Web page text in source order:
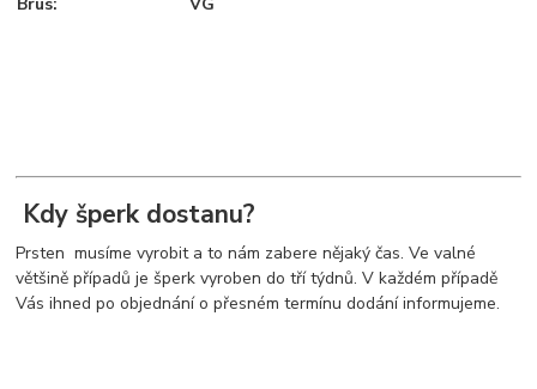
Kdy šperk dostanu?
Prsten musíme vyrobit a to nám zabere nějaký čas. Ve valné
většině případů je šperk vyroben do tří týdnů. V každém případě
Vás ihned po objednání o přesném termínu dodání informujeme.